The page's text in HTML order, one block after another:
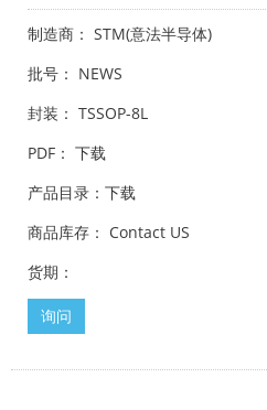
制造商： STM(意法半导体)
批号： NEWS
封装： TSSOP-8L
PDF： 下载
产品目录： 下载
商品库存： Contact US
货期：
询问